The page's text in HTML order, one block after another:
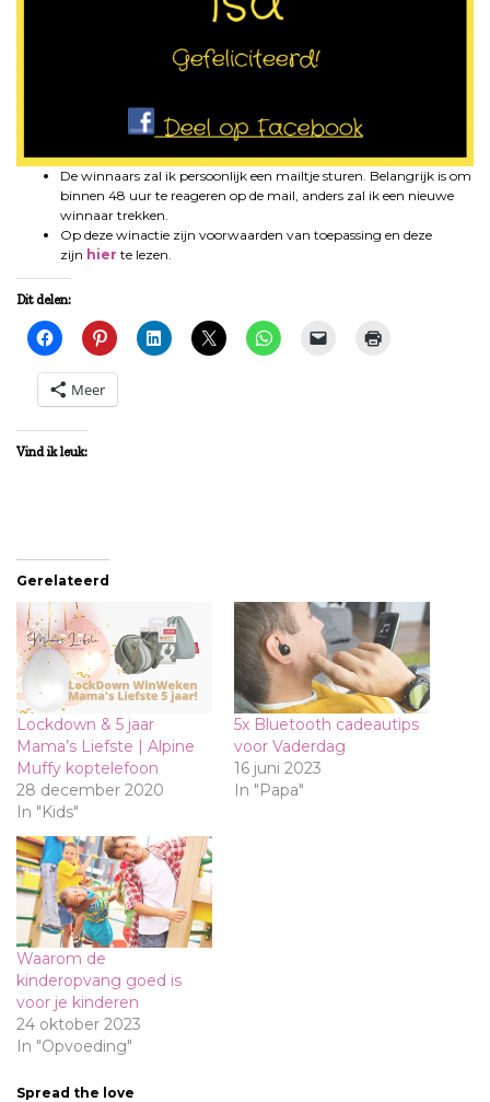
De winnaars zal ik persoonlijk een mailtje sturen. Belangrijk is om
binnen 48 uur te reageren op de mail, anders zal ik een nieuwe
winnaar trekken.
Op deze winactie zijn voorwaarden van toepassing en deze
zijn hier te lezen.
Dit delen:
Meer
Vind ik leuk:
Gerelateerd
Lockdown & 5 jaar
Mama’s Liefste | Alpine
Muffy koptelefoon
28 december 2020
In "Kids"
5x Bluetooth cadeautips
voor Vaderdag
16 juni 2023
In "Papa"
Waarom de
kinderopvang goed is
voor je kinderen
24 oktober 2023
In "Opvoeding"
Spread the love